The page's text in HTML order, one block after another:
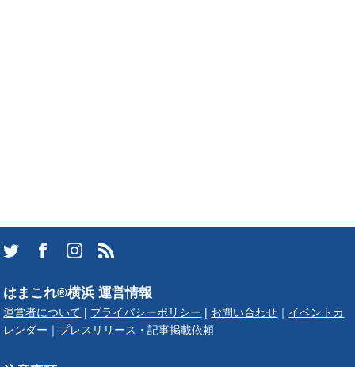
はまこれ®横浜 運営情報
運営者について | プライバシーポリシー | お問い合わせ ｜ イベントカ
レンダー ｜ プレスリリース・記事掲載依頼